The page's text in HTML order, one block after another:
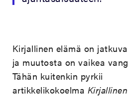
Kirjallinen elämä on
ja muutosta on vaikea
Tähän kuitenkin pyrkii
artikkelikokoelma